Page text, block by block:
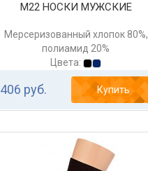
М22 НОСКИ МУЖСКИЕ
Мерсеризованный хлопок 80%,
полиамид 20%
Цвета:
406 руб. Купить